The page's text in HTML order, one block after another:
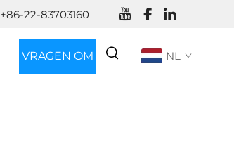
+86-22-83703160
VRAGEN OM NL